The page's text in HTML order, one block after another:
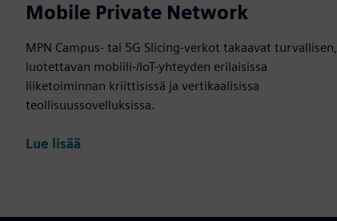
Mobile Private Network
MPN Campus- tai 5G Slicing-verkot takaavat turvallisen,
luotettavan mobiili-/IoT-yhteyden erilaisissa
liiketoiminnan kriittisissä ja vertikaalisissa
teollisuussovelluksissa.
Lue lisää